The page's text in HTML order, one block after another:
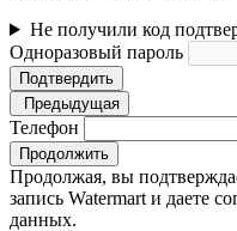
Не получили код
Одноразовый пароль
Подтвердить
Предыдущая
Телефон
Продолжить
Продолжая, вы
запись Watermart и даете
данных.